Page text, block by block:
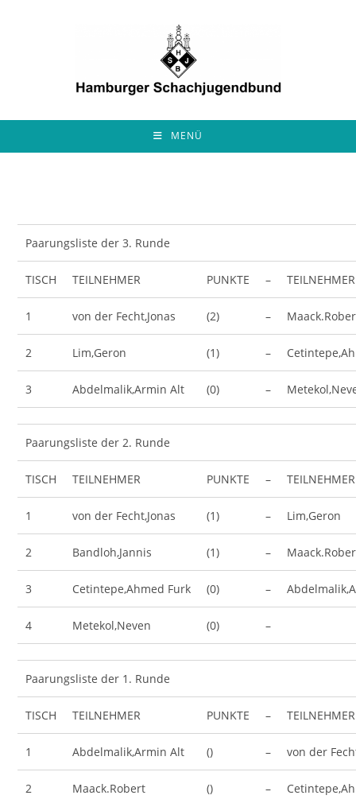
MENÜ
Paarungsliste der 3. Runde
TISCH TEILNEHMER PUNKTE – TEILNEHMER
1 von der Fecht,Jonas (2) –
2 Lim,Geron (1) –
3 Abdelmalik,Armin Alt (0) –
Paarungsliste der 2. Runde
TISCH TEILNEHMER PUNKTE – TEILNEHMER
1 von der Fecht,Jonas (1) – Lim,Geron
2 Bandloh,Jannis (1) –
3 Cetintepe,Ahmed Furk (0) –
4 Metekol,Neven (0) –
Paarungsliste der 1. Runde
TISCH TEILNEHMER PUNKTE – TEILNEHMER
1 Abdelmalik,Armin Alt () – von der
2 Maack.Robert () –